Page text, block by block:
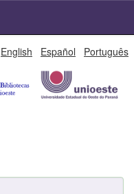
English Español Português